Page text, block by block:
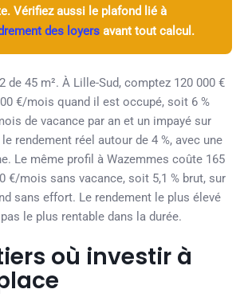
Vérifiez aussi le plafond lié à
des loyers avant tout calcul.
de 45 m². À Lille-Sud, comptez 120 000 €
€/mois quand il est occupé, soit 6 %
de vacance par an et un impayé sur
rendement réel autour de 4 %, avec une
Le même profil à Wazemmes coûte 165
€/mois sans vacance, soit 5,1 % brut, sur
sans effort. Le rendement le plus élevé
pas le plus rentable dans la durée.
où investir à